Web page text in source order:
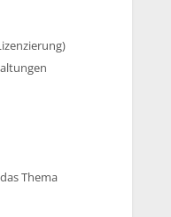
Thema